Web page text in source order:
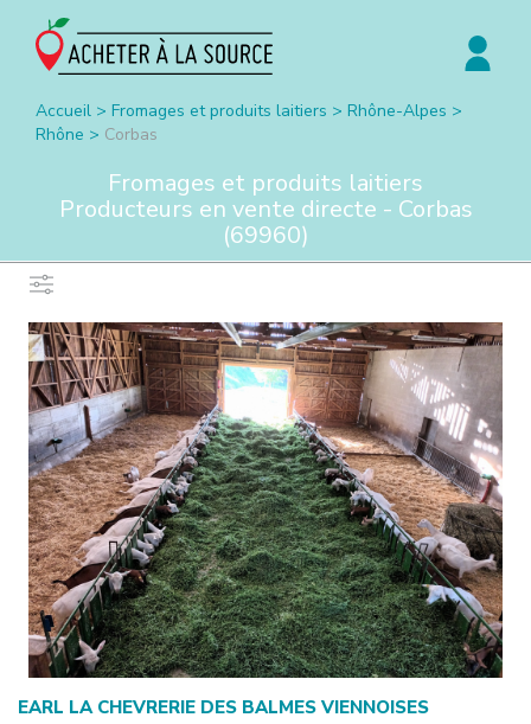
Accueil > Fromages et produits laitiers > Rhône-Alpes >
Rhône > Corbas
Fromages et produits laitiers
Producteurs en vente directe - Corbas
(69960)
EARL LA CHEVRERIE DES BALMES VIENNOISES